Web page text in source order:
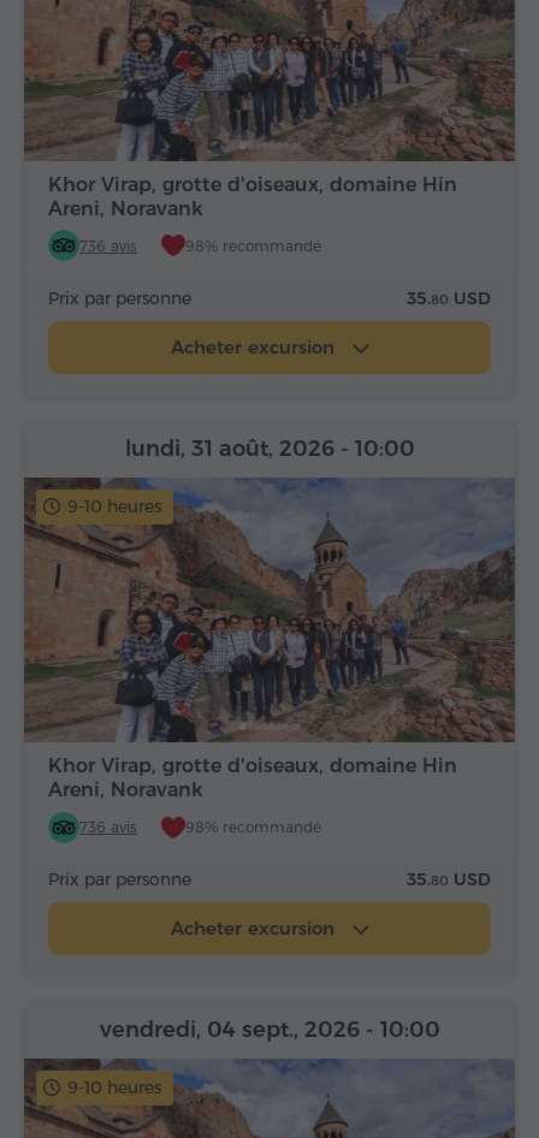
Khor Virap, grotte d'oiseaux, domaine Hin
Areni, Noravank
736 avis 98% recommandé
Prix par personne 35.80 USD
Acheter excursion
9-10 heures
Khor Virap, grotte d'oiseaux, domaine Hin
Areni, Noravank
736 avis 98% recommandé
lundi, 31 août, 2026 - 10:00
Prix par personne 35.80 USD
Acheter excursion
9-10 heures
vendredi, 04 sept., 2026 - 10:00